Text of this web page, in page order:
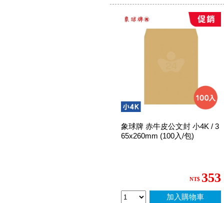
象球牌 赤牛皮公文封 小4K / 3
65x260mm (100入/包)
NT$ 353
加入購物車